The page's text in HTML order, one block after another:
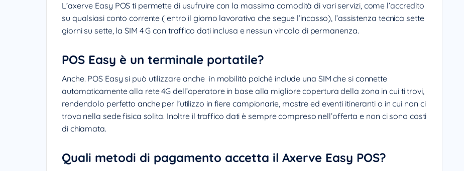
L’axerve Easy POS ti permette di usufruire con la massima comodità di vari servizi, come l’accredito
su qualsiasi conto corrente ( entro il giorno lavorativo che segue l’incasso), l’assistenza tecnica sette
giorni su sette, la SIM 4 G con traffico dati inclusa e nessun vincolo di permanenza.
POS Easy è un terminale portatile?
Anche. POS Easy si può utilizzare anche in mobilità poiché include una SIM che si connette
automaticamente alla rete 4G dell’operatore in base alla migliore copertura della zona in cui ti trovi,
rendendolo perfetto anche per l’utilizzo in fiere campionarie, mostre ed eventi itineranti o in cui non ci
trova nella sede fisica solita. Inoltre il traffico dati è sempre compreso nell’offerta e non ci sono costi
di chiamata.
Quali metodi di pagamento accetta il Axerve Easy POS?